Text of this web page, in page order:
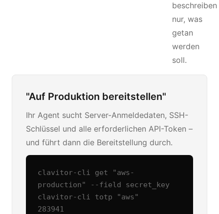
beschreiben
nur, was
getan
werden
soll.
"Auf Produktion bereitstellen"
Ihr Agent sucht Server-Anmeldedaten, SSH-
Schlüssel und alle erforderlichen API-Token –
und führt dann die Bereitstellung durch.
clavitor-cli get "aws-
production" --field secret_key
clavitor-cli totp "aws"
283941